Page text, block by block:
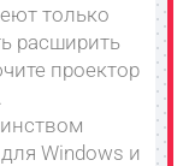
только
расширить
проектор
Windows и